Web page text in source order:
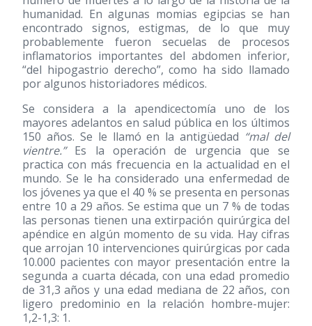
humanidad. En algunas momias egipcias se han
encontrado signos, estigmas, de lo que muy
probablemente fueron secuelas de procesos
inflamatorios importantes del abdomen inferior,
“del hipogastrio derecho”, como ha sido llamado
por algunos historiadores médicos.
Se considera a la apendicectomía uno de los
mayores adelantos en salud pública en los últimos
150 años. Se le llamó en la antigüedad “mal del
vientre.” Es la operación de urgencia que se
practica con más frecuencia en la actualidad en el
mundo. Se le ha considerado una enfermedad de
los jóvenes ya que el 40 % se presenta en personas
entre 10 a 29 años. Se estima que un 7 % de todas
las personas tienen una extirpación quirúrgica del
apéndice en algún momento de su vida. Hay cifras
que arrojan 10 intervenciones quirúrgicas por cada
10.000 pacientes con mayor presentación entre la
segunda a cuarta década, con una edad promedio
de 31,3 años y una edad mediana de 22 años, con
ligero predominio en la relación hombre-mujer:
1,2-1,3: 1.